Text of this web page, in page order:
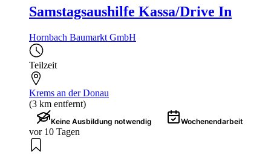
Samstagsaushilfe Kassa/Drive In
Hornbach Baumarkt GmbH
Teilzeit
Krems an der Donau
(3 km entfernt)
Keine Ausbildung notwendig Wochenendarbeit
vor 10 Tagen